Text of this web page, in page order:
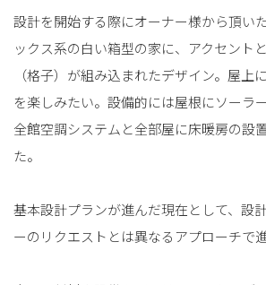
設計を開始する際にオーナー様から頂い
ックス系の白い箱型の家に、アクセント
（格子）が組み込まれたデザイン。屋上
を楽しみたい。設備的には屋根にソーラ
全館空調システムと全部屋に床暖房の設
た。
基本設計プランが進んだ現在として、設
ーのリクエストとは異なるアプローチで